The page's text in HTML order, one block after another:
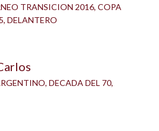
TRANSICION 2016, COPA
, DELANTERO
, DECADA DEL 70,